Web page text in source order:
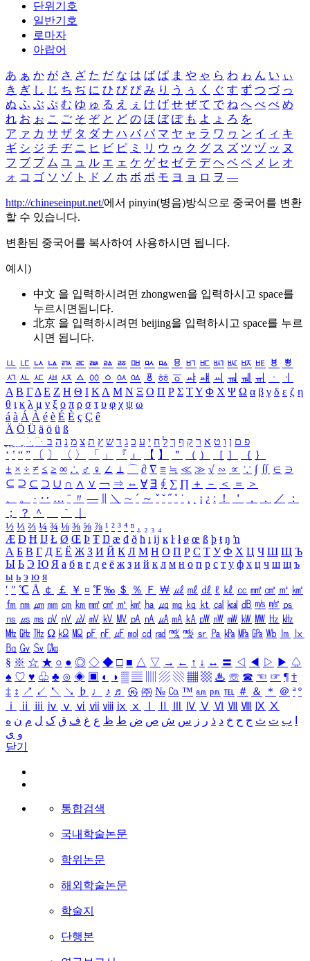
단위기호
일반기호
로마자
아랍어
あ ぁ か が さ ざ た だ な は ば ぱ ま や ゃ ら わ ゎ ん い ぃ
き ぎ し じ ち ぢ に ひ び ぴ み り う ぅ く ぐ す ず つ づ っ
ぬ ふ ぶ ぷ む ゆ ゅ る え ぇ け げ せ ぜ て で ね へ べ ぺ め
れ お ぉ こ ご そ ぞ と ど の ほ ぼ ぽ も よ ょ ろ を
ア ァ カ サ ザ タ ダ ナ ハ バ パ マ ヤ ャ ラ ワ ヮ ン イ ィ キ
ギ シ ジ チ ヂ ニ ヒ ビ ピ ミ リ ウ ゥ ク グ ス ズ ツ ヅ ッ ヌ
フ ブ プ ム ユ ュ ル エ ェ ケ ゲ セ ゼ テ デ ヘ ベ ペ メ レ オ
ォ コ ゴ ソ ゾ ト ド ノ ホ ボ ポ モ ヨ ョ ロ ヲ ―
http://chineseinput.net/에서 pinyin(병음)방식으로 중국어를 변환
할 수 있습니다.
변환된 중국어를 복사하여 사용하시면 됩니다.
예시)
中文 을 입력하시려면 zhongwen을 입력하시고 space를
누르시면됩니다.
北京 을 입력하시려면 beijing을 입력하시고 space를 누르
시면 됩니다.
ㅥ ㅦ ㅧ ㅨ ㅩ ㅪ ㅫ ㅬ ㅭ ㅮ ㅯ ㅰ ㅱ ㅲ ㅳ ㅴ ㅵ ㅶ ㅷ ㅸ
ㅹ
ㅺ ㅻ ㅼ ㅽ ㅾ ㅿ ㆀ ㆁ ㆂ ㆃ ㆄ ㆅ ㆆ ㆇ ㆈ ㆉ ㆊ ㆋ ㆌ ㆍ
ㆎ
Α Β ΓΔ Ε Ζ Η Θ Ι ΚΛ Μ Ν Ξ Ο Π Ρ Σ ΤΥ Φ Χ Ψ Ω α β γ δ ε ζ η
θ ι κ λ μ ν ξ ο π ρ σ τ υ φ χ ψ ω
á à Á À é è É È ç Ç ê
Ä Ö Ü ä ö ü ß
ִֶֹ ֻּ ׁׂ פ ם ן ו ט א ר ק ף ך ל ח י ע כ ג ד ש ץ ת צ מ נ ה ב
‘ ’ “ ” 〔 〕 〈 〉 「 」 『 』 【 】 ＂ （ ） ［ ］ ｛ ｝
± × ÷ ≠ ≤ ≥ ∞ ∴ ♂ ♀ ∠ ⊥ ⌒ ∂ ∇ ≡ ≒ ≪ ≫ √ ∽ ∝ ∵ ∫ ∬ ∈ ∋
⊆ ⊇ ⊂ ⊃ ∪ ∩ ∧ ∨ ￢ ⇒ ⇔ ∀ ∃ ∮ ∑ ∏ ＋ － ＜ ＝
＞
、
。 · ‥ … ¨ 〃 ― ＼ ∼ ´ ～ ˇ ˘ ˝ ˚ ˙ ¸ ¡ ¿ ː ！ ＇ ， ． ／
：
；
？ ＾ ｀
½ ⅓ ⅔ ¼ ¾ ⅛ ⅜ ⅝ ⅞ ¹ ² ³ ⁴ ⁿ ₁ ₂ ₃ ₄
Æ Ð Ħ Ĳ Ł Ø Œ Þ Ŧ Ŋ æ đ ð ħ ı ĳ ĸ ŀ ł ø œ ß þ ŧ ŋ ŉ
А Б В Г Д Е Ё Ж З И Й К Л М Н О П Р С Т У Ф Х Ц Ч Ш Щ Ъ
Ы Ь Э Ю Я а б в г д е ё ж з и й к л м н о п р с т у ф х ц ч ш щ ъ
ы ь э ю я
′ ″ ℃ Å ￠ ￡ ￥ ¤ ℉ ‰ ＄ ％ Ｆ ￦ ㎕ ㎖ ㎗ ℓ ㎘ ㏄ ㎣ ㎤ ㎥ ㎦
㎙ ㎚ ㎛ ㎜ ㎝ ㎞ ㎟ ㎠ ㎡ ㎢ ㏊ ㎍ ㎎ ㎏ ㏏ ㎈ ㎉ ㏈ ㎧ ㎨ ㎰
㎱ ㎲ ㎳ ㎴ ㎵ ㎶ ㎷ ㎸ ㎹ ㎀ ㎁ ㎂ ㎃ ㎄ ㎺ ㎻ ㎽ ㎾ ㎿ ㎐ ㎑
㎒ ㎓ ㎔ Ω ㏀ ㏁ ㎊ ㎋ ㎌ ㏖ ㏅ ㎭ ㎮ ㎯ ㏛ ㎩ ㎪ ㎫ ㎬ ㏝ ㏐
㏓
㏃ ㏉ ㏜ ㏆
§ ※ ☆ ★ ○ ● ◎ ◇ ◆ □ ■ △ ▽ → ← ↑ ↓ ↔ 〓 ◁ ◀ ▷ ▶ ♤
♠ ♡ ♥ ♧ ♣ ⊙ ◈ ▣ ◐ ◑ ▒ ▤ ▨ ▧ ▦ ▩ ♨ ☏ ☎ ☜ ☞ ¶ †
‡ ↕ ↗ ↙ ↖ ↘ ♭ ♩ ♪ ♬ ㉿ ㈜ № ㏇ ™ ㏂ ㏘ ℡ ＃ ＆ ＊ ＠ ª º
ⅰ
ⅱ ⅲ ⅳ ⅴ ⅵ ⅶ ⅷ ⅸ ⅹ Ⅳ Ⅴ Ⅵ Ⅶ Ⅷ Ⅸ Ⅹ
ب ت ث ج ح خ د ذ ر ز س ش ص ض ط ظ ع غ ف ق ک ل م ن ه
و ی
닫기
통합검색
국내학술논문
학위논문
해외학술논문
학술지
단행본